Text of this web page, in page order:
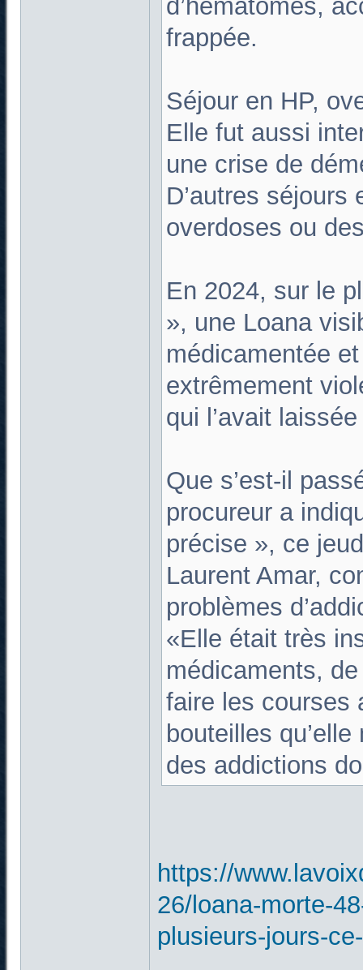
d’hématomes,
frappée.
Séjour en HP,
Elle fut aussi
une crise de
D’autres
overdoses ou
En 2024, sur le
», une Loana
médicamentée
extrêmement
qui l’avait
Que s’est-il
procureur a
précise », ce
Laurent Amar,
problèmes
«Elle était très
médicaments,
faire les courses
bouteilles
des addictions
https://
26/loana-morte-
plusieurs-jours-